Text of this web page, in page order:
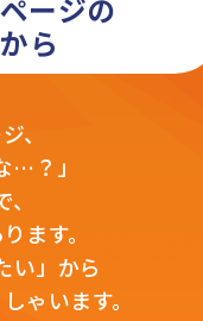
ージの
ら
、
…？」
ます。
い」から
ゃいます。